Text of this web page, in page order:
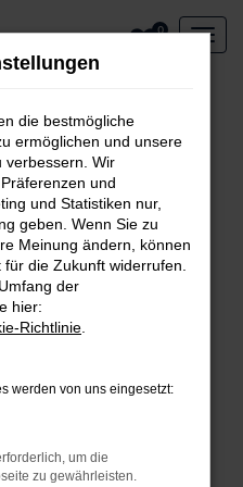
0
Error
dir helfen können:
und deine
zum Beispiel deine
Werbeblocker,
Seiten
die Seite in einem
in einem privaten
die bestmögliche
ermöglichen und unsere
verbessern. Wir
und
und Statistiken nur,
geben. Wenn Sie zu
Meinung ändern, können
die Zukunft widerrufen.
der
hier:
Richtlinie
werden von uns eingesetzt:
um die
zu gewährleisten.